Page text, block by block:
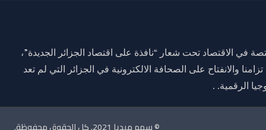
في الاقتصاد تحت شعار “نافذة على اقتصاد الجزائر الجديدة”،
01 جانفي 2021 وذلك تزامنا والانفتاح على الصحافة الالكترونية في الجزائر التي لم تعد
الرقمية. .